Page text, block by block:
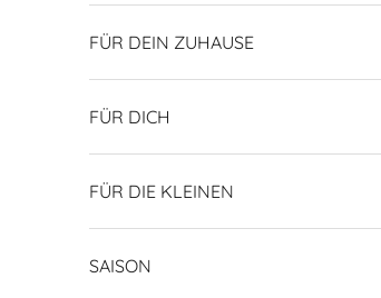
FÜR DEIN ZUHAUSE
FÜR DICH
FÜR DIE KLEINEN
SAISON